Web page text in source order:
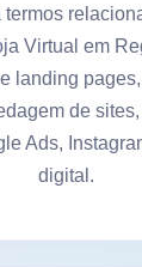
Virtual em
landing
de
Ads,
digital.